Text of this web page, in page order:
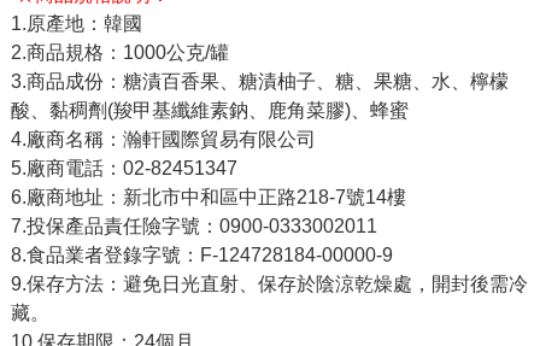
1.原產地：韓國
2.商品規格：1000公克/罐
3.商品成份：糖漬百香果、糖漬柚子、糖、果糖、水、檸檬
酸、黏稠劑(羧甲基纖維素鈉、鹿角菜膠)、蜂蜜
4.廠商名稱：瀚軒國際貿易有限公司
5.廠商電話：02-82451347
6.廠商地址：新北市中和區中正路218-7號14樓
7.投保產品責任險字號：0900-0333002011
8.食品業者登錄字號：F-124728184-00000-9
9.保存方法：避免日光直射、保存於陰涼乾燥處，開封後需冷
藏。
10.保存期限：24個月